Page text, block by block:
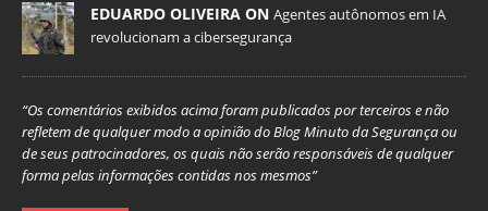
EDUARDO OLIVEIRA ON Agentes autônomos em IA
revolucionam a cibersegurança
“Os comentários exibidos acima foram publicados por terceiros e não
refletem de qualquer modo a opinião do Blog Minuto da Segurança ou
de seus patrocinadores, os quais não serão responsáveis de qualquer
forma pelas informações contidas nos mesmos”